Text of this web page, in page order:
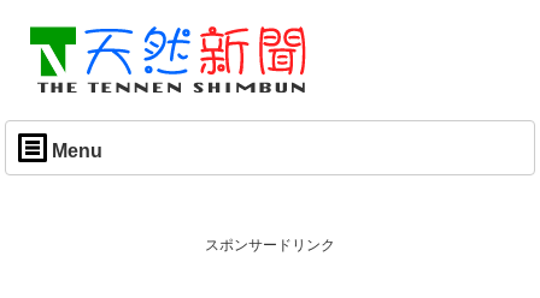
Menu
スポンサードリンク